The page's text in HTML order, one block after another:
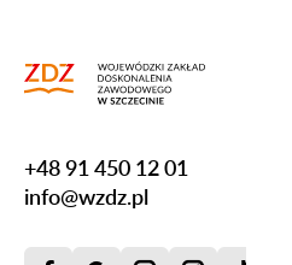
+48 91 450 12 01
info@wzdz.pl